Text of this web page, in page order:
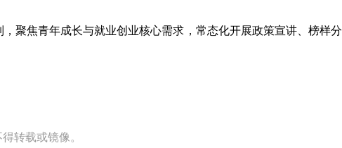
聚焦青年成长与就业创业核心需求，常态化开展政策宣讲、榜样
转载或镜像。